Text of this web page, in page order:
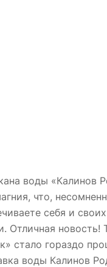
воды «Калинов
что,
себя и
новость!
стало гораздо
воды Калинов